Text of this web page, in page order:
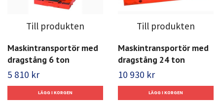
Till produkten
Maskintransportör med
dragstång 6 ton
5 810 kr
Till produkten
Maskintransportör med
dragstång 24 ton
10 930 kr